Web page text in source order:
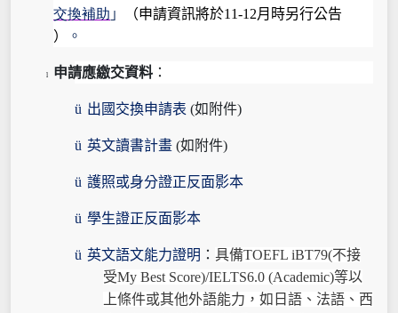
交換補助 」 （申請資訊將於11-12月時另行公告
）
。
l 申請應繳交資料 ：
ü 出國交換申請表 (如附件)
ü 英文讀書計畫 (如附件)
ü 護照或身分證正反面影本
ü 學生證正反面影本
ü 英文語文能力證明 ： 具備TOEFL iBT79(不接
受My Best Score)/IELTS6.0 (Academic)等以
上條件或其他外語能力，如日語、法語、西